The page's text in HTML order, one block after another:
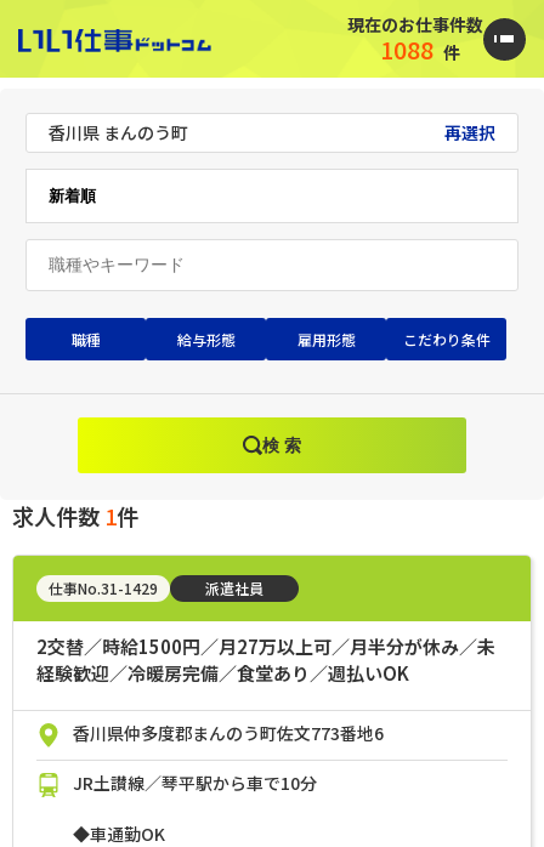
現在のお仕事件数
1088 件
香川県 まんのう町 再選択
職種 給与形態 雇用形態 こだわり条件
検 索
求人件数 1件
仕事No.31-1429 派遣社員
2交替／時給1500円／月27万以上可／月半分が休み／未
経験歓迎／冷暖房完備／食堂あり／週払いOK
香川県仲多度郡まんのう町佐文773番地6
JR土讃線／琴平駅から車で10分
◆車通勤OK